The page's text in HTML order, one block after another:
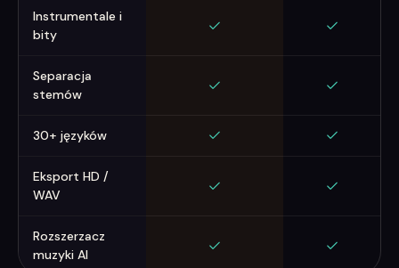
Instrumentale i
bity
Separacja
stemów
30+ języków
Eksport HD /
WAV
Rozszerzacz
muzyki AI